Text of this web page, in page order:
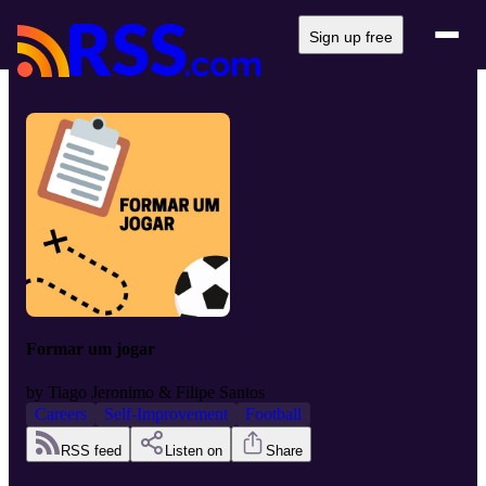
Sign up free
Formar um jogar
by Tiago Jeronimo & Filipe Santos
Careers
Self-Improvement Football
RSS feed Listen on Share